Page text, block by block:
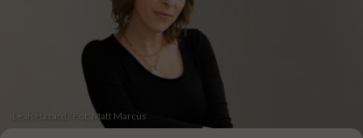
Leah Hazard / Fot. Matt Marcus